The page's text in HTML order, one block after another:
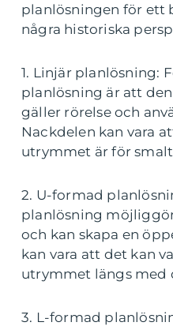
planlösningen för ett
några historiska
1. Linjär planlösning:
planlösning är att
gäller rörelse och
Nackdelen kan vara
utrymmet är för
2. U-formad
planlösning
och kan skapa en
kan vara att det kan
utrymmet längs med
3. L-formad